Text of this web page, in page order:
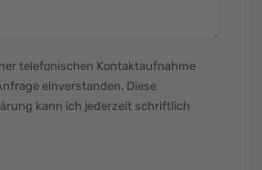
telefonischen Kontaktaufnahme
einverstanden. Diese
kann ich jederzeit schriftlich